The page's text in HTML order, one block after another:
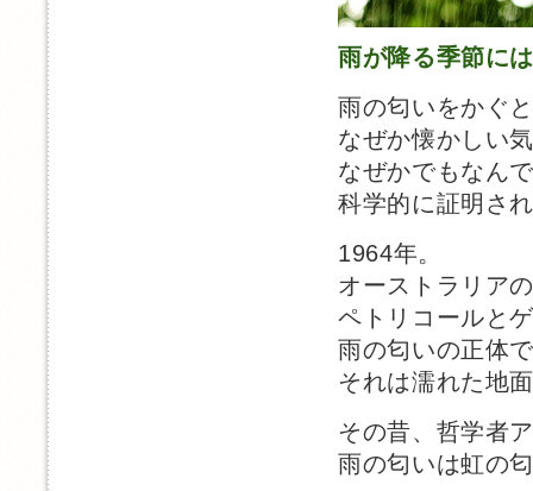
雨が降る季節に
雨の匂いをかぐ
なぜか懐かしい
なぜかでもなん
科学的に証明さ
1964年。
オーストラリア
ペトリコールと
雨の匂いの正体
それは濡れた地
その昔、哲学者
雨の匂いは虹の